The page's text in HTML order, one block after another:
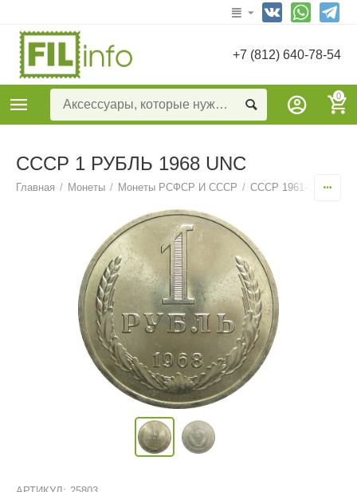
+7 (812) 640-78-54
0
СССР 1 РУБЛЬ 1968 UNC
Главная / Монеты / Монеты РСФСР И СССР / СССР 1961-1991